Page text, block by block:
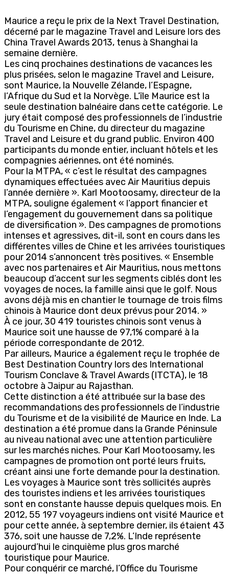
Maurice a reçu le prix de la Next Travel Destination,
décerné par le magazine Travel and Leisure lors des
China Travel Awards 2013, tenus à Shanghai la
semaine dernière.
Les cinq prochaines destinations de vacances les
plus prisées, selon le magazine Travel and Leisure,
sont Maurice, la Nouvelle Zélande, l’Espagne,
l’Afrique du Sud et la Norvège. L’île Maurice est la
seule destination balnéaire dans cette catégorie. Le
jury était composé des professionnels de l’industrie
du Tourisme en Chine, du directeur du magazine
Travel and Leisure et du grand public. Environ 400
participants du monde entier, incluant hôtels et les
compagnies aériennes, ont été nominés.
Pour la MTPA, « c’est le résultat des campagnes
dynamiques effectuées avec Air Mauritius depuis
l’année dernière ». Karl Mootoosamy, directeur de la
MTPA, souligne également « l’apport financier et
l’engagement du gouvernement dans sa politique
de diversification ». Des campagnes de promotions
intenses et agressives, dit-il, sont en cours dans les
différentes villes de Chine et les arrivées touristiques
pour 2014 s’annoncent très positives. « Ensemble
avec nos partenaires et Air Mauritius, nous mettons
beaucoup d’accent sur les segments ciblés dont les
voyages de noces, la famille ainsi que le golf. Nous
avons déjà mis en chantier le tournage de trois films
chinois à Maurice dont deux prévus pour 2014. »
À ce jour, 30 419 touristes chinois sont venus à
Maurice soit une hausse de 97,1% comparé à la
période correspondante de 2012.
Par ailleurs, Maurice a également reçu le trophée de
Best Destination Country lors des International
Tourism Conclave & Travel Awards (ITCTA), le 18
octobre à Jaipur au Rajasthan.
Cette distinction a été attribuée sur la base des
recommandations des professionnels de l’industrie
du Tourisme et de la visibilité de Maurice en Inde. La
destination a été promue dans la Grande Péninsule
au niveau national avec une attention particulière
sur les marchés niches. Pour Karl Mootoosamy, les
campagnes de promotion ont porté leurs fruits,
créant ainsi une forte demande pour la destination.
Les voyages à Maurice sont très sollicités auprès
des touristes indiens et les arrivées touristiques
sont en constante hausse depuis quelques mois. En
2012, 55 197 voyageurs indiens ont visité Maurice et
pour cette année, à septembre dernier, ils étaient 43
376, soit une hausse de 7,2%. L’Inde représente
aujourd’hui le cinquième plus gros marché
touristique pour Maurice.
Pour conquérir ce marché, l’Office du Tourisme